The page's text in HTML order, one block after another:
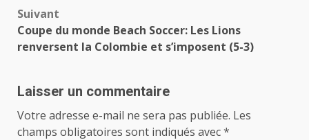
Suivant
Coupe du monde Beach Soccer: Les Lions
renversent la Colombie et s’imposent (5-3)
Laisser un commentaire
Votre adresse e-mail ne sera pas publiée. Les
champs obligatoires sont indiqués avec*